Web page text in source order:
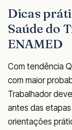
Dicas
Saúde do
ENAMED
Com tendência
com maior
Trabalhador
antes das
orientações